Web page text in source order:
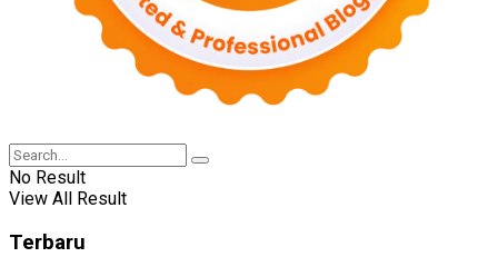
No Result
View All Result
Terbaru